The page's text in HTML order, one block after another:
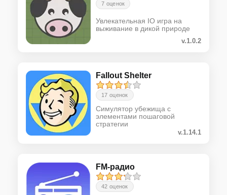
7 оценок
Увлекательная IO игра на
выживание в дикой природе
v.1.0.2
Fallout Shelter
17 оценок
Симулятор убежища с
элементами пошаговой
стратегии
v.1.14.1
FM-радио
42 оценок